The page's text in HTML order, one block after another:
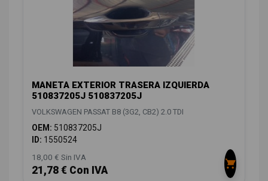
MANETA EXTERIOR TRASERA IZQUIERDA
510837205J 510837205J
VOLKSWAGEN PASSAT B8 (3G2, CB2) 2.0 TDI
OEM: 510837205J
ID: 1550524
18,00 € Sin IVA
21,78 € Con IVA